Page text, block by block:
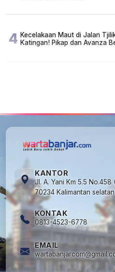
4 Kecelakaan Maut di Jalan
Katingan! Pikap dan Avanza
KANTOR
Jl. A. Yani Km 5.5 No.458
70234 Kalimantan selatan
KONTAK
0813-4523-6778
EMAIL